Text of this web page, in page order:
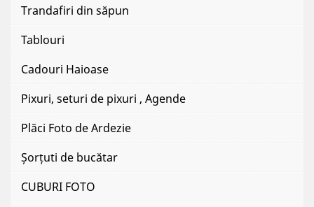
Trandafiri din săpun
Tablouri
Cadouri Haioase
Pixuri, seturi de pixuri , Agende
Plăci Foto de Ardezie
Șorțuti de bucătar
CUBURI FOTO